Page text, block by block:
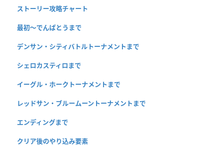
ストーリー攻略チャート
最初～でんぱとうまで
デンサン・シティバトルトーナメントまで
シェロカスティロまで
イーグル・ホークトーナメントまで
レッドサン・ブルームーントーナメントまで
エンディングまで
クリア後のやり込み要素